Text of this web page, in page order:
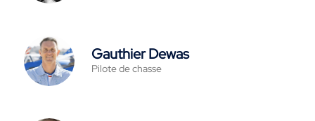
Gauthier Dewas
Pilote de chasse